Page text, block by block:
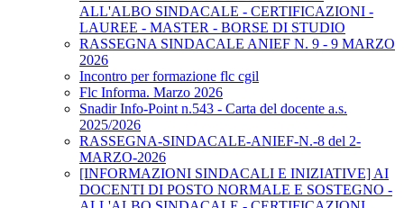
ALL'ALBO SINDACALE - CERTIFICAZIONI -
LAUREE - MASTER - BORSE DI STUDIO
RASSEGNA SINDACALE ANIEF N. 9 - 9 MARZO
2026
Incontro per formazione flc cgil
Flc Informa. Marzo 2026
Snadir Info-Point n.543 - Carta del docente a.s.
2025/2026
RASSEGNA-SINDACALE-ANIEF-N.-8 del 2-
MARZO-2026
[INFORMAZIONI SINDACALI E INIZIATIVE] AI
DOCENTI DI POSTO NORMALE E SOSTEGNO -